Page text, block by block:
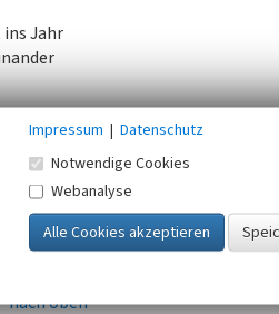
Jahr
Blücher
nach oben
Impressum | Datenschutz
Notwendige Cookies
Webanalyse